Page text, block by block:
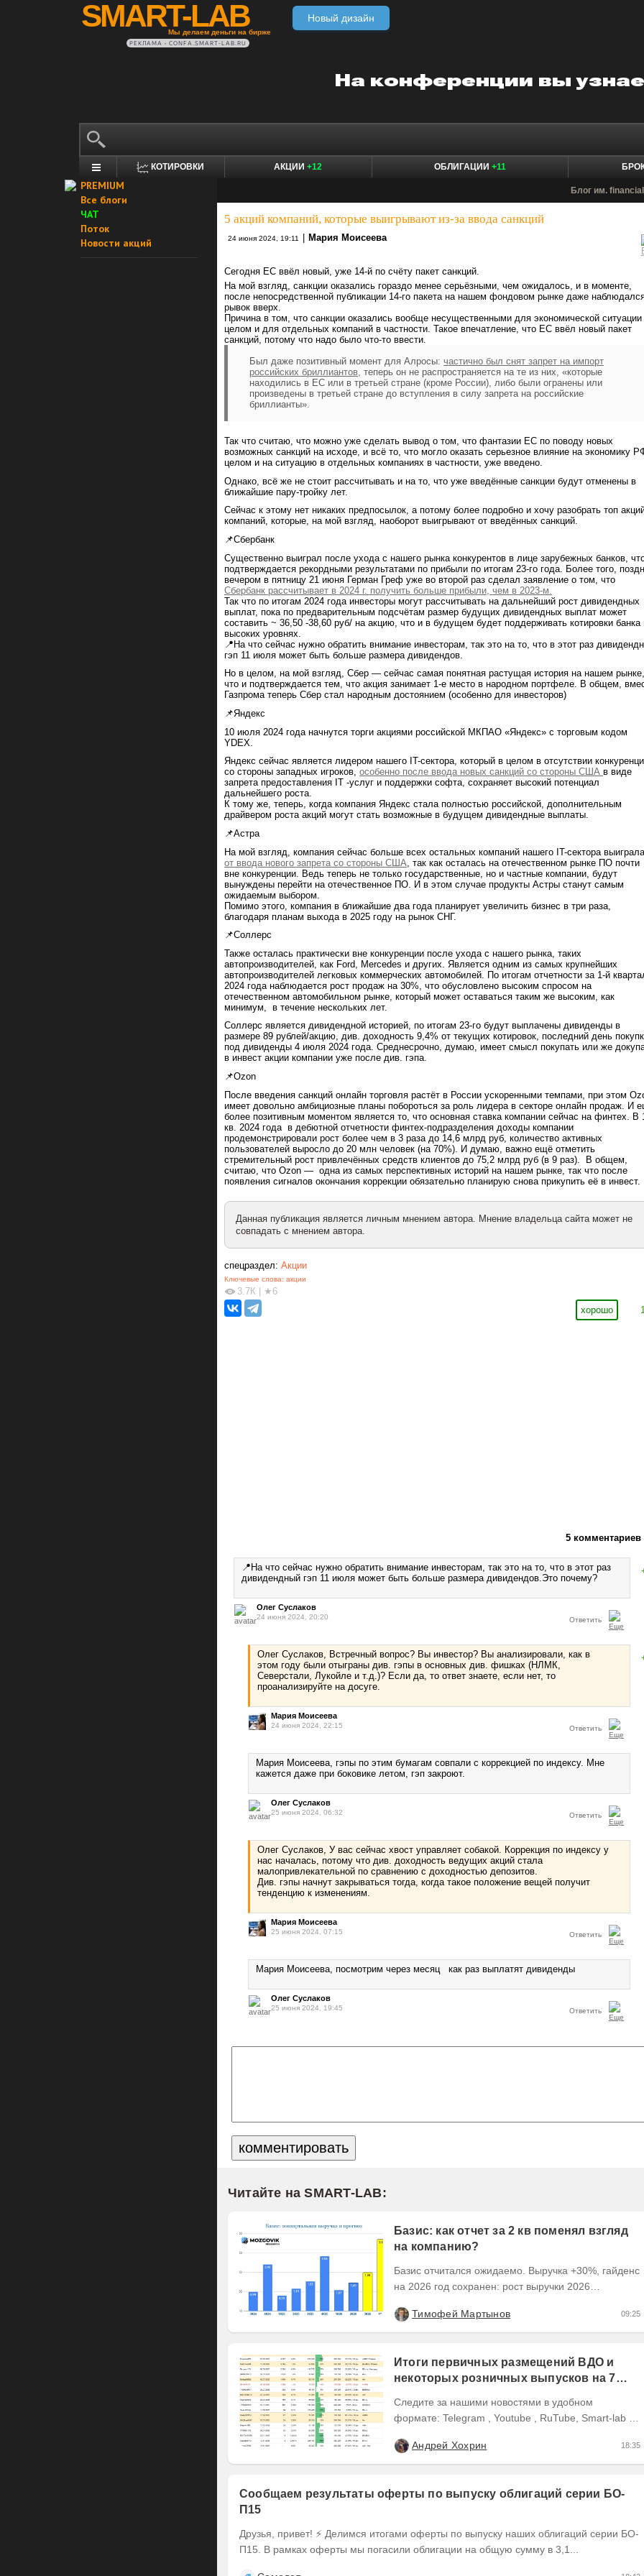
SMART-LAB
Мы делаем деньги на бирже
Новый дизайн
РЕКЛАМА • CONFA.SMART-LAB.RU
КОТИРОВКИ АКЦИИ +12 ОБЛИГАЦИИ +11
PREMIUM
Все блоги
ЧАТ
Поток
Новости акций
Блог им.
5 акций компаний, которые выигрывают из-за ввода санкций
24 июня 2024, 19:11 Мария Моисеева
Сегодня ЕС ввёл новый, уже 14-й по счёту пакет санкций.
На мой взгляд, санкции оказались гораздо менее серьёзными, чем ожидалось, и в моменте,
после непосредственной публикации 14-го пакета на нашем фондовом рынке даже
рывок вверх.
Причина в том, что санкции оказались вообще несущественными для экономической ситуации
целом и для отдельных компаний в частности. Такое впечатление, что ЕС ввёл новый пакет
санкций, потому что надо было что-то ввести.
Был даже позитивный момент для Алросы: частично был снят запрет на импорт
российских бриллиантов, теперь он не распространяется на те из них, «которые
находились в ЕС или в третьей стране (кроме России), либо были огранены или
произведены в третьей стране до вступления в силу запрета на российские
бриллианты».
Так что считаю, что можно уже сделать вывод о том, что фантазии ЕС по поводу новых
возможных санкций на исходе, и всё то, что могло оказать серьезное влияние на экономику
целом и на ситуацию в отдельных компаниях в частности, уже введено.
Однако, всё же не стоит рассчитывать и на то, что уже введённые санкции будут отменены в
ближайшие пару-тройку лет.
Сейчас к этому нет никаких предпосылок, а потому более подробно и хочу разобрать топ
компаний, которые, на мой взгляд, наоборот выигрывают от введённых санкций.
📌Сбербанк
Существенно выиграл после ухода с нашего рынка конкурентов в лице зарубежных банков,
подтверждается рекордными результатами по прибыли по итогам 23-го года. Более того,
вечером в пятницу 21 июня Герман Греф уже во второй раз сделал заявление о том, что
Сбербанк рассчитывает в 2024 г. получить больше прибыли, чем в 2023-м.
Так что по итогам 2024 года инвесторы могут рассчитывать на дальнейший рост дивидендных
выплат, пока по предварительным подсчётам размер будущих дивидендных выплат может
составить ~ 36,50 -38,60 руб/ на акцию, что и в будущем будет поддерживать котировки банка
высоких уровнях.
📍На что сейчас нужно обратить внимание инвесторам, так это на то, что в этот раз
гэп 11 июля может быть больше размера дивидендов.
Но в целом, на мой взгляд, Сбер — сейчас самая понятная растущая история на нашем рынке,
что и подтверждается тем, что акция занимает 1-е место в народном портфеле. В общем,
Газпрома теперь Сбер стал народным достоянием (особенно для инвесторов)
📌Яндекс
10 июля 2024 года начнутся торги акциями российской МКПАО «Яндекс» с торговым кодом
YDEX.
Яндекс сейчас является лидером нашего IT-сектора, который в целом в отсутствии
со стороны западных игроков, особенно после ввода новых санкций со стороны США в виде
запрета предоставления IT -услуг и поддержки софта, сохраняет высокий потенциал
дальнейшего роста.
К тому же, теперь, когда компания Яндекс стала полностью российской, дополнительным
драйвером роста акций могут стать возможные в будущем дивидендные выплаты.
📌Астра
На мой взгляд, компания сейчас больше всех остальных компаний нашего IT-сектора выиграла
от ввода нового запрета со стороны США , так как осталась на отечественном рынке ПО почти
вне конкуренции. Ведь теперь не только государственные, но и частные компании, будут
вынуждены перейти на отечественное ПО. И в этом случае продукты Астры станут самым
ожидаемым выбором.
Помимо этого, компания в ближайшие два года планирует увеличить бизнес в три раза,
благодаря планам выхода в 2025 году на рынок СНГ.
📌Соллерс
Также осталась практически вне конкуренции после ухода с нашего рынка, таких
автопроизводителей, как Ford, Mercedes и других. Является одним из самых крупнейших
автопроизводителей легковых коммерческих автомобилей. По итогам отчетности за 1-й
2024 года наблюдается рост продаж на 30%, что обусловлено высоким спросом на
отечественном автомобильном рынке, который может оставаться таким же высоким, как
минимум, в течение нескольких лет.
Соллерс является дивидендной историей, по итогам 23-го будут выплачены дивиденды в
размере 89 рублей/акцию, див. доходность 9,4% от текущих котировок, последний день
под дивиденды 4 июля 2024 года. Среднесрочно, думаю, имеет смысл покупать или же
в инвест акции компании уже после див. гэпа.
📌Оzon
После введения санкций онлайн торговля растёт в России ускоренными темпами, при этом
имеет довольно амбициозные планы побороться за роль лидера в секторе онлайн продаж. И
более позитивным моментом является то, что основная ставка компании сейчас на финтех. В
кв. 2024 года в дебютной отчетности финтех-подразделения доходы компании
продемонстрировали рост более чем в 3 раза до 14,6 млрд руб, количество активных
пользователей выросло до 20 млн человек (на 70%). И думаю, важно ещё отметить
стремительный рост привлечённых средств клиентов до 75,2 млрд руб (в 9 раз). В общем,
считаю, что Оzon — одна из самых перспективных историй на нашем рынке, так что после
появления сигналов окончания коррекции обязательно планирую снова прикупить её в инвест.
Данная публикация является личным мнением автора. Мнение владельца сайта может не
совпадать с мнением автора.
спецраздел: Акции
Ключевые слова: акции
3.7К
★6
хорошо
5 комментариев
📍На что сейчас нужно обратить внимание инвесторам, так это на то, что в этот раз
дивидендный гэп 11 июля может быть больше размера дивидендов.Это почему?
Олег Суслаков
24 июня 2024, 20:20 Ответить
Олег Суслаков, Встречный вопрос? Вы инвестор? Вы анализировали, как в
этом году были отыграны див. гэпы в основных див. фишках (НЛМК,
Северстали, Лукойле и т.д.)? Если да, то ответ знаете, если нет, то
проанализируйте на досуге.
Мария Моисеева
24 июня 2024, 22:15 Ответить
Мария Моисеева, гэпы по этим бумагам совпали с коррекцией по индексу. Мне
кажется даже при боковике летом, гэп закроют.
Олег Суслаков
25 июня 2024, 06:32 Ответить
Олег Суслаков, У вас сейчас хвост управляет собакой. Коррекция по индексу у
нас началась, потому что див. доходность ведущих акций стала
малопривлекательной по сравнению с доходностью депозитов.
Див. гэпы начнут закрываться тогда, когда такое положение вещей получит
тенденцию к изменениям.
Мария Моисеева
25 июня 2024, 07:15 Ответить
Мария Моисеева, посмотрим через месяц как раз выплатят дивиденды
Олег Суслаков
25 июня 2024, 19:45 Ответить
Читайте на SMART-LAB:
Базис: как отчет за 2 кв поменял взгляд
на компанию?
Базис отчитался ожидаемо. Выручка +30%, гайденс
на 2026 год сохранен: рост выручки 2026
OIBDA 60%....
Тимофей Мартынов 09:25
Итоги первичных размещений ВДО и
некоторых розничных выпусков на 7
Следите за нашими новостями в удобном
формате: Telegram , Youtube , RuTube, Smart-lab ,
Андрей Хохрин
18:35
Сообщаем результаты оферты по выпуску облигаций серии БО-
П15
Друзья, привет! ⚡️ Делимся итогами оферты по выпуску наших облигаций серии БО-
П15. В рамках оферты мы погасили облигации на общую сумму в 3,1...